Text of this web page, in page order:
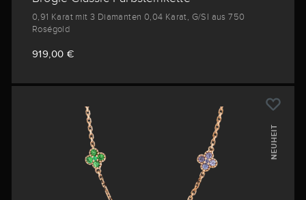
0,91 Karat mit 3 Diamanten 0,04 Karat, G/SI aus 750
Roségold
919,00 €
NEUHEIT